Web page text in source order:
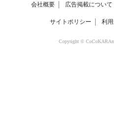
会社概要 広告掲載について
サイトポリシー 利
Copyright ©